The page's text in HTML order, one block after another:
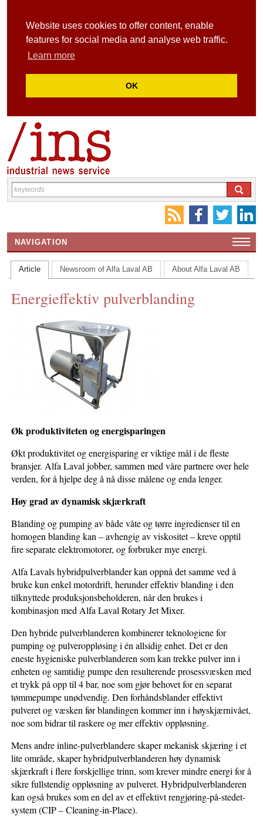
Website uses cookies to offer content, enable
features for social media and analyse web traffic.
Learn more
OK
NAVIGATION
HOME
CONTACT US
INS MAIN WEBSITE
Article Newsroom of Alfa Laval AB About Alfa Laval AB
Energieffektiv pulverblanding
Øk produktiviteten og energisparingen
Økt produktivitet og energisparing er viktige mål i de fleste
bransjer. Alfa Laval jobber, sammen med våre partnere over hele
verden, for å hjelpe deg å nå disse målene og enda lenger.
Høy grad av dynamisk skjærkraft
Blanding og pumping av både våte og tørre ingredienser til en
homogen blanding kan – avhengig av viskositet – kreve opptil
fire separate elektromotorer, og forbruker mye energi.
Alfa Lavals hybridpulverblander kan oppnå det samme ved å
bruke kun enkel motordrift, herunder effektiv blanding i den
tilknyttede produksjonsbeholderen, når den brukes i
kombinasjon med Alfa Laval Rotary Jet Mixer.
Den hybride pulverblanderen kombinerer teknologiene for
pumping og pulveroppløsing i én allsidig enhet. Det er den
eneste hygieniske pulverblanderen som kan trekke pulver inn i
enheten og samtidig pumpe den resulterende prosessvæsken med
et trykk på opp til 4 bar, noe som gjør behovet for en separat
tømmepumpe unødvendig. Den forhåndsblander effektivt
pulveret og væsken før blandingen kommer inn i høyskjærnivået,
noe som bidrar til raskere og mer effektiv oppløsning.
Mens andre inline-pulverblandere skaper mekanisk skjæring i et
lite område, skaper hybridpulverblanderen høy dynamisk
skjærkraft i flere forskjellige trinn, som krever mindre energi for å
sikre fullstendig oppløsning av pulveret. Hybridpulverblanderen
kan også brukes som en del av et effektivt rengjøring-på-stedet-
system (CIP – Cleaning-in-Place).